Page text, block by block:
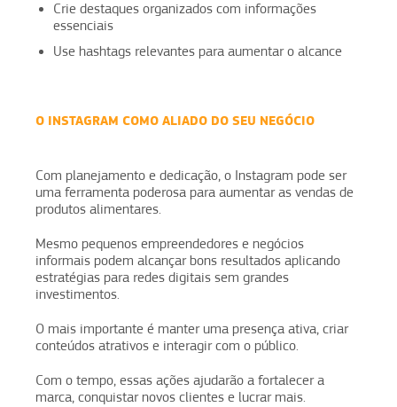
Crie destaques organizados com informações
essenciais
Use hashtags relevantes para aumentar o alcance
O INSTAGRAM COMO ALIADO DO SEU NEGÓCIO
Com planejamento e dedicação, o Instagram pode ser
uma ferramenta poderosa para aumentar as vendas de
produtos alimentares.
Mesmo pequenos empreendedores e negócios
informais podem alcançar bons resultados aplicando
estratégias para redes digitais sem grandes
investimentos.
O mais importante é manter uma presença ativa, criar
conteúdos atrativos e interagir com o público.
Com o tempo, essas ações ajudarão a fortalecer a
marca, conquistar novos clientes e lucrar mais.